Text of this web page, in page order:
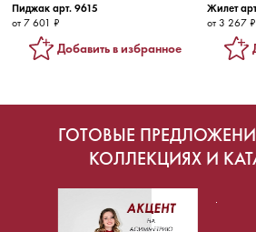
Пиджак арт. 9615
от 7 601 ₽
Добавить в избранное
Жилет
от 3 267 ₽
ГОТОВЫЕ
КОЛЛЕКЦИЯХ И